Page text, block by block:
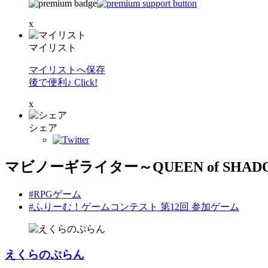
x
マイリスト
マイリストへ保存
後で便利♪ Click!
x
シェア
マビノーギライター～QUEEN of
#RPGゲーム
#ふりーむ！ゲームコンテスト 第12回 参加ゲーム
えくらのぷらん